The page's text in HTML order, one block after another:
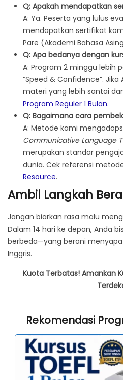
Q: Apakah mendapatkan
A: Ya. Peserta yang lulus
mendapatkan sertifikat
Pare (Akademi Bahasa
Q: Apa bedanya dengan
A: Program 2 minggu lebih
“Speed & Confidence”.
materi yang lebih santai
Program Reguler 1 Bulan.
Q: Bagaimana cara
A: Metode kami
Communicative Language
merupakan standar
dunia. Cek referensi
Resource.
Ambil Langkah
Jangan biarkan rasa malu
Dalam 14 hari ke depan, Anda
berbeda—yang berani
Inggris.
Kuota Terbatas! Amankan
Rekomendasi